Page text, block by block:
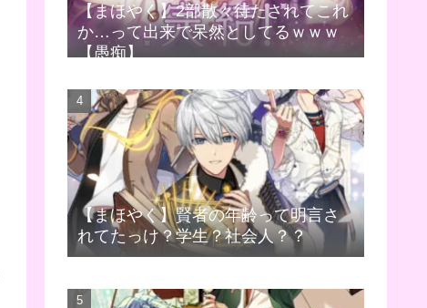
【まほやく】2部散々待たされてこれ
か…って出来で呆然としてるｗｗｗ
【愚痴】
【まほやく】賢者の年齢って明言さ
れてたっけ？学生？社会人？？